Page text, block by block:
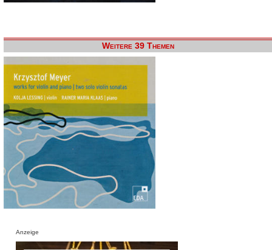
Weitere 39 Themen
Anzeige